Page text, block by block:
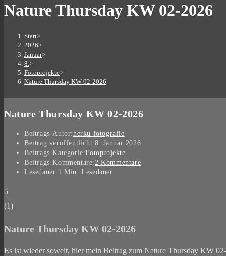
Nature Thursday KW 02-2026
Start>
2026>
Januar>
8.>
Fotoprojekte>
Nature Thursday KW 02-2026
Nature Thursday KW 02-2026
Beitrags-Autor:herku fotografie
Beitrag veröffentlicht:8. Januar 2026
Beitrags-Kategorie:Fotoprojekte
Beitrags-Kommentare:2 Kommentare
Lesedauer: 1 Min. Lesedauer
5
(1)
Nature Thursday KW 02-2026
Es ist wieder soweit, hier mein Beitrag zum Nature Thursday KW